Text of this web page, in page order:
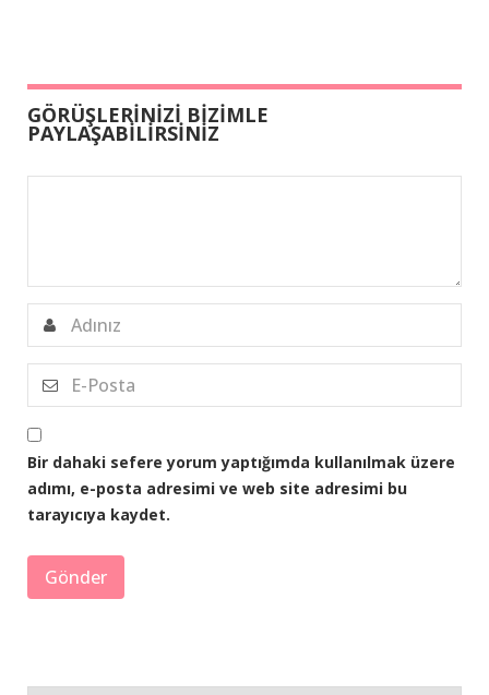
GÖRÜŞLERİNİZİ BİZİMLE
PAYLAŞABİLİRSİNİZ
Bir dahaki sefere yorum yaptığımda kullanılmak üzere
adımı, e-posta adresimi ve web site adresimi bu
tarayıcıya kaydet.